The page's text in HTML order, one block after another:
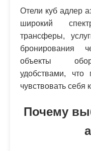
Отели куб адлер
широкий
трансферы,
бронирования
объекты
удобствами, что
чувствовать себя
Почему